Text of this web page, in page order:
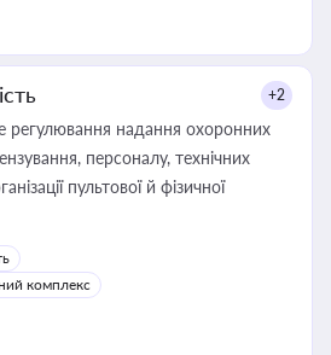
+2
регулювання надання охоронних
персоналу, технічних
пультової й фізичної
комплекс